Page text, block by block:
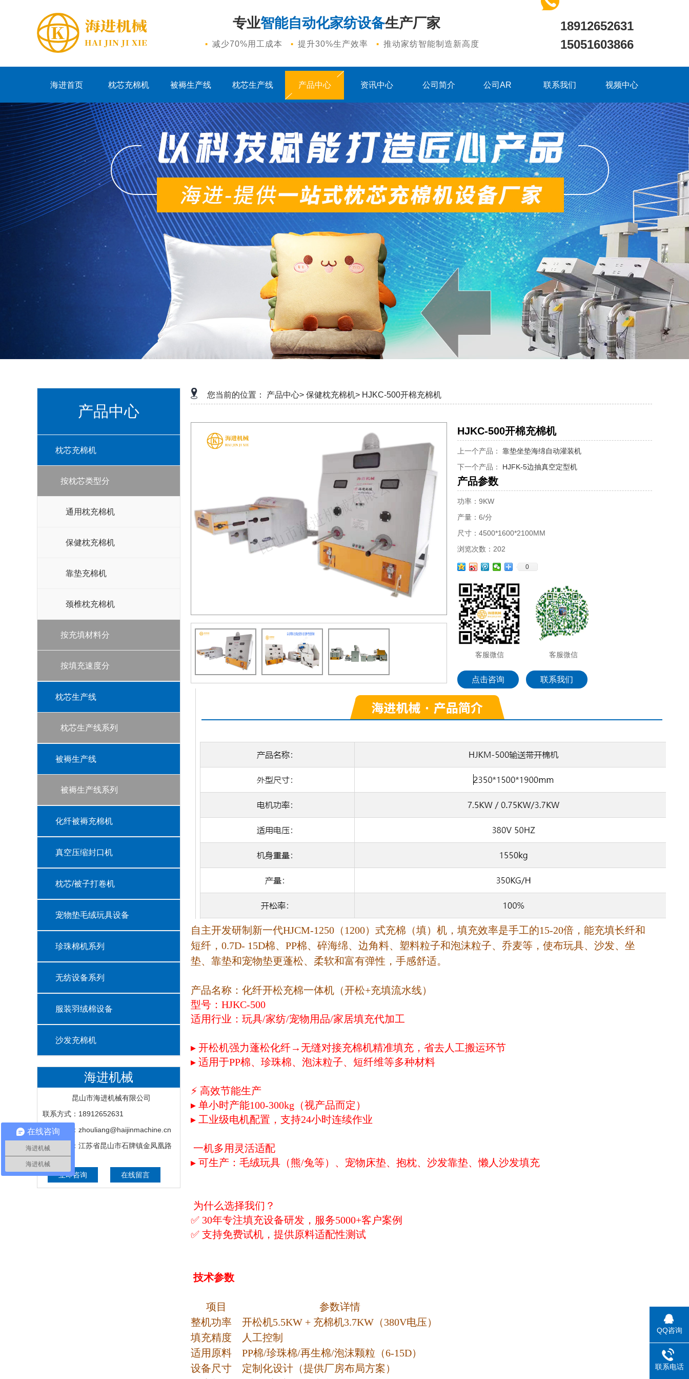
专业智能自动化家纺设备生产厂家
· 减少70%用工成本 · 提升30%生产效率 · 推动家纺智能制造新高度
18912652631
15051603866
海进首页 枕芯充棉机 被褥生产线 枕芯生产线 产品中心 资讯中心 公司简介 公司AR 联系我们 视频中心
产品中心
枕芯充棉机
按枕芯类型分
通用枕充棉机
保健枕充棉机
靠垫充棉机
颈椎枕充棉机
按充填材料分
按填充速度分
枕芯生产线
枕芯生产线系列
被褥生产线
被褥生产线系列
化纤被褥充棉机
真空压缩封口机
枕芯/被子打卷机
宠物垫毛绒玩具设备
珍珠棉机系列
无纺设备系列
服装羽绒棉设备
沙发充棉机
海进机械
昆山市海进机械有限公司
联系方式：18912652631
电子邮箱：zhouliang@haijinmachine.cn
公司地址：江苏省昆山市石牌镇金凤凰路
633号
立即咨询 在线留言
您当前的位置： 产品中心> 保健枕充棉机> HJKC-500开棉充棉机
HJKC-500开棉充棉机
上一个产品： 靠垫坐垫海绵自动灌装机
下一个产品： HJFK-5边抽真空定型机
产品参数
功率：9KW
产量：6/分
尺寸：4500*1600*2100MM
浏览次数：202
0
客服微信 客服微信
点击咨询 联系我们
自主开发研制新一代HJCM-1250（1200）式充棉（填）机，填充效率是手工的15-20倍，能充填长纤和
短纤，0.7D- 15D棉、PP棉、碎海绵、边角料、塑料粒子和泡沫粒子、乔麦等，使布玩具、沙发、坐
垫、靠垫和宠物垫更蓬松、柔软和富有弹性，手感舒适。
产品名称：化纤开松充棉一体机（开松+充填流水线）
型号：HJKC-500
适用行业：玩具/家纺/宠物用品/家居填充代加工
▸ 开松机强力蓬松化纤→无缝对接充棉机精准填充，省去人工搬运环节
▸ 适用于PP棉、珍珠棉、泡沫粒子、短纤维等多种材料
⚡ 高效节能生产
▸ 单小时产能100-300kg（视产品而定）
▸ 工业级电机配置，支持24小时连续作业
一机多用灵活适配
▸ 可生产：毛绒玩具（熊/兔等）、宠物床垫、抱枕、沙发靠垫、懒人沙发填充
为什么选择我们？
✅ 30年专注填充设备研发，服务5000+客户案例
✅ 支持免费试机，提供原料适配性测试
技术参数
项目
参数详情
整机功率
开松机5.5KW + 充棉机3.7KW（380V电压）
填充精度
人工控制
适用原料
PP棉/珍珠棉/再生棉/泡沫颗粒（6-15D）
设备尺寸
定制化设计（提供厂房布局方案）
QQ咨询
联系电话
在线咨询
海进机械
海进机械